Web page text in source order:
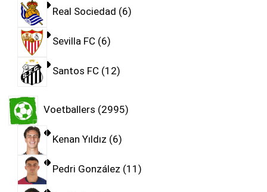
Real Sociedad 6
Sevilla FC 6
Santos FC 12
Voetballers 2995
Kenan Yıldız 6
Pedri González 11